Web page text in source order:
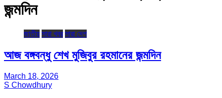
জন্মদিন
জাতীয় সারা খবর সারা দেশ
আজ বঙ্গবন্ধু শেখ মুজিবুর রহমানের জন্মদিন
March 18, 2026
S Chowdhury